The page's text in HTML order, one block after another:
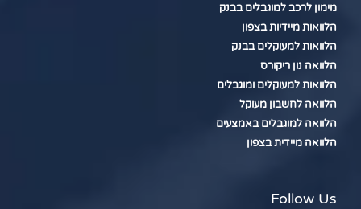
מימון לרכב למוגבלים בבנק
הלוואות מיידיות בצפון
הלוואות למעוקלים בבנק
הלוואה נון ריקורס
הלוואות למעוקלים ומוגבלים
הלוואה לחשבון מעוקל
הלוואה למוגבלים באמצעים
הלוואה מיידית בצפון
Follow Us